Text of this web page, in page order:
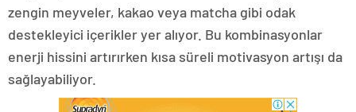
zengin meyveler, kakao veya matcha gibi odak
destekleyici içerikler yer alıyor. Bu kombinasyonlar
enerji hissini artırırken kısa süreli motivasyon artışı da
sağlayabiliyor.